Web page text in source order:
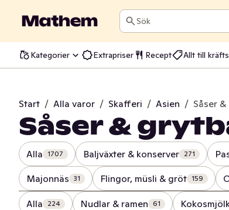
Sök
Kategorier Extrapriser Recept Allt till
Start / Alla varor / Skafferi / Asien / Såser
Såser &
Alla 1707 Baljväxter & konserver 271
Majonnäs 31 Flingor, müsli & gröt 159
Alla 224 Nudlar & ramen 61